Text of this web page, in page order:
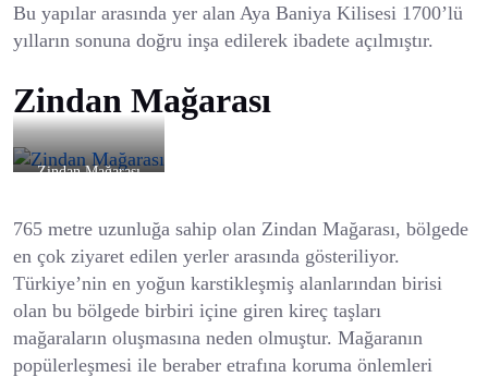
Bu yapılar arasında yer alan Aya Baniya Kilisesi 1700’lü
yılların sonuna doğru inşa edilerek ibadete açılmıştır.
Zindan Mağarası
Zindan Mağarası
765 metre uzunluğa sahip olan Zindan Mağarası, bölgede
en çok ziyaret edilen yerler arasında gösteriliyor.
Türkiye’nin en yoğun karstikleşmiş alanlarından birisi
olan bu bölgede birbiri içine giren kireç taşları
mağaraların oluşmasına neden olmuştur. Mağaranın
popülerleşmesi ile beraber etrafına koruma önlemleri